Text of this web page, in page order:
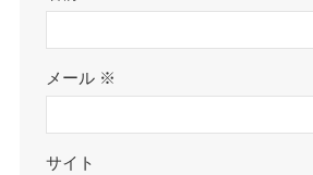
メール ※
サイト